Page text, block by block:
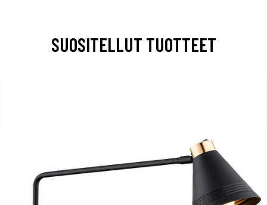
SUOSITELLUT TUOTTEET